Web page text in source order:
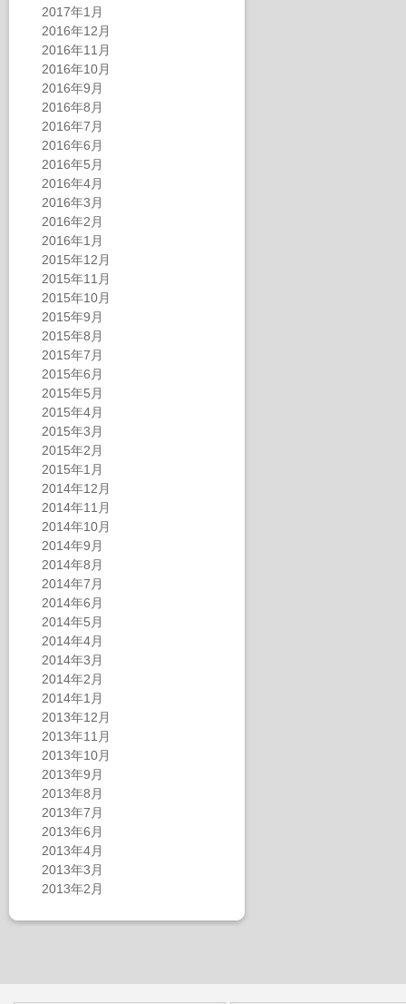
2017年1月
2016年12月
2016年11月
2016年10月
2016年9月
2016年8月
2016年7月
2016年6月
2016年5月
2016年4月
2016年3月
2016年2月
2016年1月
2015年12月
2015年11月
2015年10月
2015年9月
2015年8月
2015年7月
2015年6月
2015年5月
2015年4月
2015年3月
2015年2月
2015年1月
2014年12月
2014年11月
2014年10月
2014年9月
2014年8月
2014年7月
2014年6月
2014年5月
2014年4月
2014年3月
2014年2月
2014年1月
2013年12月
2013年11月
2013年10月
2013年9月
2013年8月
2013年7月
2013年6月
2013年4月
2013年3月
2013年2月